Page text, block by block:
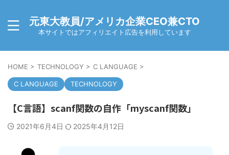
元東大教員/アメリカ企業CEO兼CTO
本サイトではアフィリエイト広告を利用しています
HOME > TECHNOLOGY > C LANGUAGE >
C LANGUAGE TECHNOLOGY
【C言語】scanf関数の自作「myscanf関数」
2021年6月4日 2025年4月12日